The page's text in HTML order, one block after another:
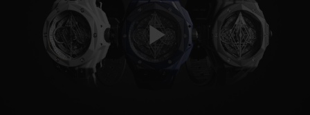
Play
DÉLAI DE LIVRAISON
LIVRAISON ET RETOURS GRATUITS